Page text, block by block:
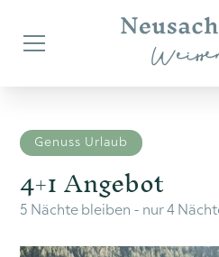
Genuss Urlaub
4+1 Angebot
5 Nächte bleiben - nur 4